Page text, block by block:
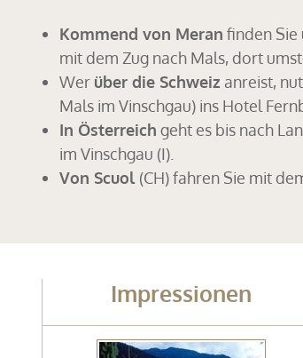
Kommend von Meran finden Sie
mit dem Zug nach Mals, dort
Wer über die Schweiz anreist,
Mals im Vinschgau) ins Hotel
In Österreich geht es bis nach
im Vinschgau (I).
Von Scuol (CH) fahren Sie mit
Impressionen